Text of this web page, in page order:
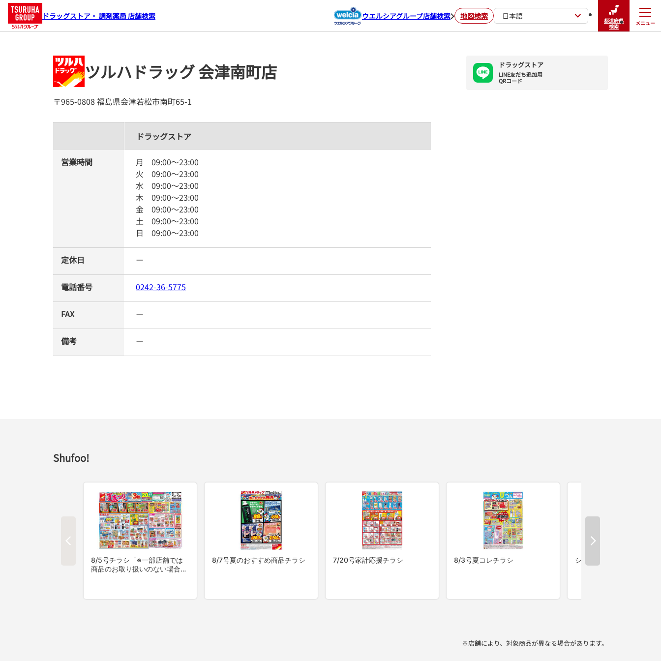
ドラッグストア・ 調剤薬局 店舗検索 ウエルシアグループ店舗検索 地図検索 日本語
都道府県
検索
メニュー
閉じる
ツルハドラッグ 会津南町店
〒965-0808 福島県会津若松市南町65-1
ドラッグストア
LINE友だち追加用
QRコード
Shufoo!
※店舗により、対象商品が異なる場合があります。
ドラッグストア
営業時間 月 09:00～23:00
火 09:00～23:00
水 09:00～23:00
木 09:00～23:00
金 09:00～23:00
土 09:00～23:00
日 09:00～23:00
定休日 ー
電話番号 0242-36-5775
FAX ー
備考 ー